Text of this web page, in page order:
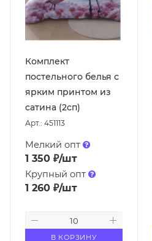
Комплект
постельного белья с
ярким принтом из
сатина (2сп)
Арт.: 451113
Мелкий опт
1 350 ₽/шт
Крупный опт
1 260 ₽/шт
В КОРЗИНУ